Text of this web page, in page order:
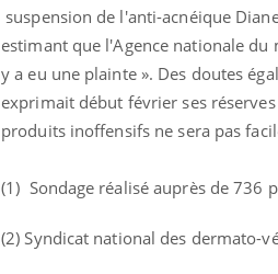
suspension de l'anti-acnéique
estimant que l'Agence nationale
y a eu une plainte ». Des doutes
exprimait début février ses
produits inoffensifs ne sera pas
(1) Sondage réalisé auprès de 736
(2) Syndicat national des dermato-